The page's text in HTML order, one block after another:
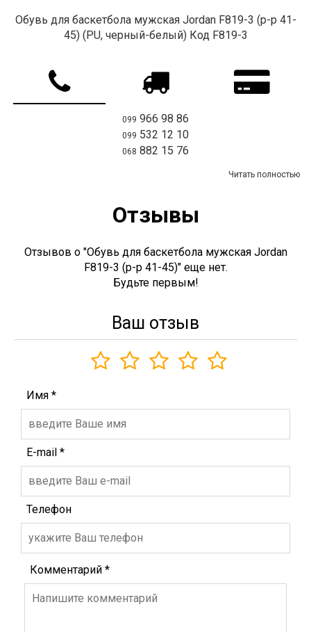
Обувь для баскетбола мужская Jordan F819-3 (р-р 41-
45) (PU, черный-белый) Код F819-3
099 966 98 86
099 532 12 10
068 882 15 76
Читать полностью
Отзывы
Отзывов о "Обувь для баскетбола мужская Jordan
F819-3 (р-р 41-45)" еще нет.
Будьте первым!
Ваш отзыв
Имя *
E-mail *
Телефон
Комментарий *